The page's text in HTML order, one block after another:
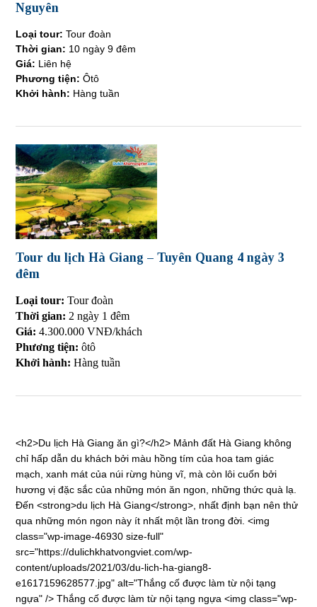
Nguyên
Loại tour:Tour đoàn
Thời gian: 10 ngày 9 đêm
Giá: Liên hệ
Phương tiện:Ôtô
Khởi hành: Hàng tuần
Tour du lịch Hà Giang – Tuyên Quang 4 ngày 3
đêm
Loại tour:Tour đoàn
Thời gian: 2 ngày 1 đêm
Giá:4.300.000 VNĐ/khách
Phương tiện:ôtô
Khởi hành:Hàng tuần
<h2>Du lịch Hà Giang ăn gì?</h2> Mảnh đất Hà Giang không
chỉ hấp dẫn du khách bởi màu hồng tím của hoa tam giác
mạch, xanh mát của núi rừng hùng vĩ, mà còn lôi cuốn bởi
hương vị đặc sắc của những món ăn ngon, những thức quà lạ.
Đến <strong>du lịch Hà Giang</strong>, nhất định bạn nên thử
qua những món ngon này ít nhất một lần trong đời. <img
class="wp-image-46930 size-full"
src="https://dulichkhatvongviet.com/wp-
content/uploads/2021/03/du-lich-ha-giang8-
e1617159628577.jpg" alt="Thắng cố được làm từ nội tạng
ngựa" /> Thắng cố được làm từ nội tạng ngựa <img class="wp-